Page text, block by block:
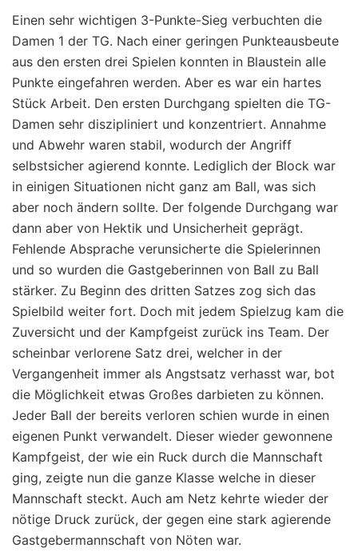
Einen sehr wichtigen 3-Punkte-Sieg verbuchten die
Damen 1 der TG. Nach einer geringen Punkteausbeute
aus den ersten drei Spielen konnten in Blaustein alle
Punkte eingefahren werden. Aber es war ein hartes
Stück Arbeit. Den ersten Durchgang spielten die TG-
Damen sehr diszipliniert und konzentriert. Annahme
und Abwehr waren stabil, wodurch der Angriff
selbstsicher agierend konnte. Lediglich der Block war
in einigen Situationen nicht ganz am Ball, was sich
aber noch ändern sollte. Der folgende Durchgang war
dann aber von Hektik und Unsicherheit geprägt.
Fehlende Absprache verunsicherte die Spielerinnen
und so wurden die Gastgeberinnen von Ball zu Ball
stärker. Zu Beginn des dritten Satzes zog sich das
Spielbild weiter fort. Doch mit jedem Spielzug kam die
Zuversicht und der Kampfgeist zurück ins Team. Der
scheinbar verlorene Satz drei, welcher in der
Vergangenheit immer als Angstsatz verhasst war, bot
die Möglichkeit etwas Großes darbieten zu können.
Jeder Ball der bereits verloren schien wurde in einen
eigenen Punkt verwandelt. Dieser wieder gewonnene
Kampfgeist, der wie ein Ruck durch die Mannschaft
ging, zeigte nun die ganze Klasse welche in dieser
Mannschaft steckt. Auch am Netz kehrte wieder der
nötige Druck zurück, der gegen eine stark agierende
Gastgebermannschaft von Nöten war.